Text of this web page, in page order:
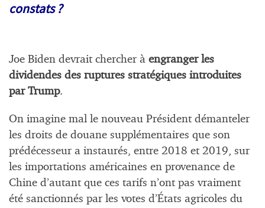
constats ?
Joe Biden devrait chercher à engranger les
dividendes des ruptures stratégiques introduites
par Trump.
On imagine mal le nouveau Président démanteler
les droits de douane supplémentaires que son
prédécesseur a instaurés, entre 2018 et 2019, sur
les importations américaines en provenance de
Chine d’autant que ces tarifs n’ont pas vraiment
été sanctionnés par les votes d’États agricoles du